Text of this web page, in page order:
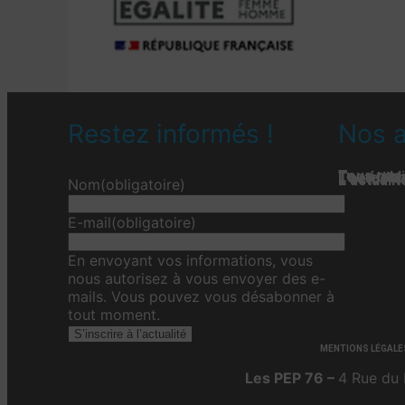
Restez informés !
Nom(obligatoire)
E-mail(obligatoire)
En envoyant vos informations, vous
nous autorisez à vous envoyer des e-
mails. Vous pouvez vous désabonner à
tout moment.
S’inscrire à l’actualité
Nos
Tous
Les
Toute
MENTIONS
Les PEP 76 – 4 Rue du